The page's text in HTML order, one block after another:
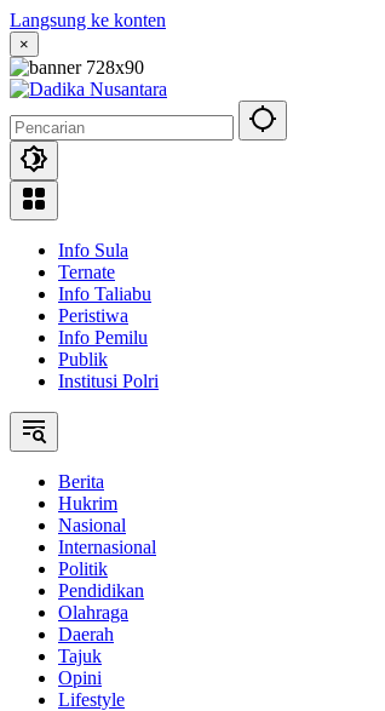
Langsung ke konten
×
Info Sula
Ternate
Info Taliabu
Peristiwa
Info Pemilu
Publik
Institusi Polri
Berita
Hukrim
Nasional
Internasional
Politik
Pendidikan
Olahraga
Daerah
Tajuk
Opini
Lifestyle